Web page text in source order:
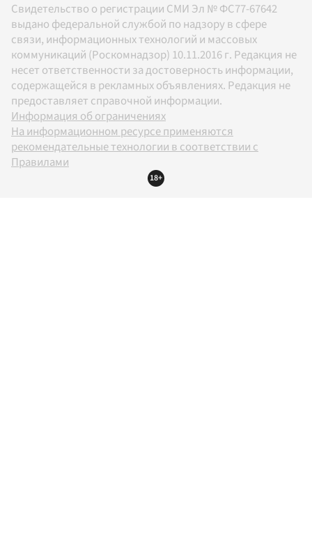
Свидетельство о регистрации СМИ Эл № ФС77-67642
выдано федеральной службой по надзору в сфере
связи, информационных технологий и массовых
коммуникаций (Роскомнадзор) 10.11.2016 г. Редакция не
несет ответственности за достоверность информации,
содержащейся в рекламных объявлениях. Редакция не
предоставляет справочной информации.
Информация об ограничениях
На информационном ресурсе применяются
рекомендательные технологии в соответствии с
Правилами
18+